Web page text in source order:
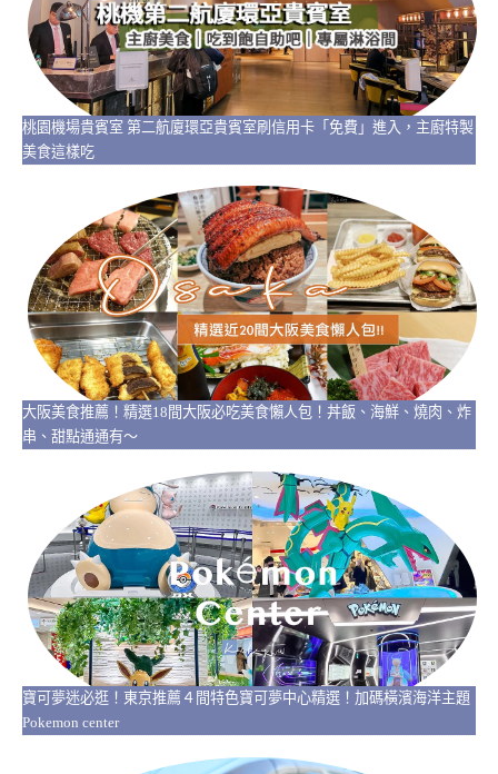
桃園機場貴賓室 第二航廈環亞貴賓室刷信用卡「免費」進入，主廚特製
美食這樣吃
大阪美食推薦！精選18間大阪必吃美食懶人包！丼飯、海鮮、燒肉、炸
串、甜點通通有～
寶可夢迷必逛！東京推薦４間特色寶可夢中心精選！加碼橫濱海洋主題
Pokemon center